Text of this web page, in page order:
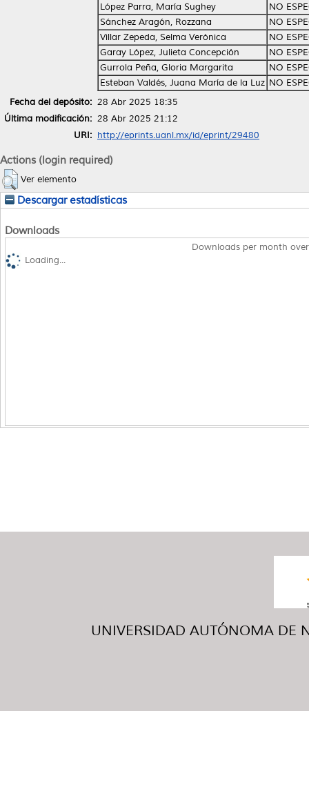
López Parra, María Sughey
NO
Sánchez Aragón, Rozzana
NO
Villar Zepeda, Selma Verónica
NO
Garay López, Julieta Concepción
NO
Gurrola Peña, Gloria Margarita
NO
Esteban Valdés, Juana María de la Luz NO
Fecha del depósito: 28 Abr 2025 18:35
Última modificación: 28 Abr 2025 21:12
URI: http://eprints.uanl.mx/id/eprint/29480
Actions (login required)
Ver elemento
Descargar estadísticas
Downloads
Downloads per month
Loading...
UNIVERSIDAD AUTÓNOMA DE